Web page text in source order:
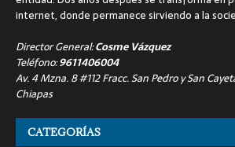
internet, donde permanece sirviendo a la
Director General:Cosme Vázquez
Teléfono:9611406004
Av. 4 Mzna. 8 #112 Fracc. San Pedro y San
Chiapas
CATEGORÍAS